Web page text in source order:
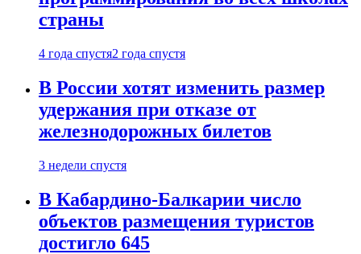
страны
4 года спустя2 года спустя
В России хотят изменить размер
удержания при отказе от
железнодорожных билетов
3 недели спустя
В Кабардино-Балкарии число
объектов размещения туристов
достигло 645